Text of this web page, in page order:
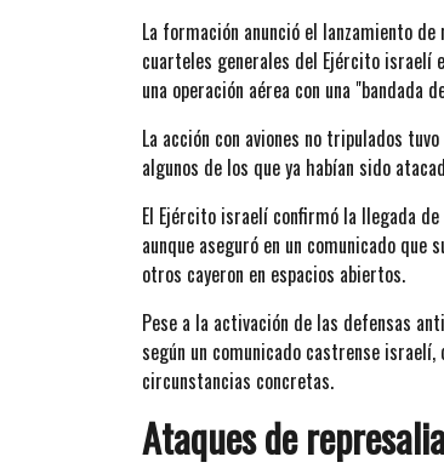
La formación anunció el lanzamiento
cuarteles generales del Ejército israelí
una operación aérea con una "bandada
La acción con aviones no tripulados
algunos de los que ya habían sido
El Ejército israelí confirmó la llegada
aunque aseguró en un comunicado
otros cayeron en espacios abiertos.
Pese a la activación de las defensas
según un comunicado castrense
circunstancias concretas.
Ataques de